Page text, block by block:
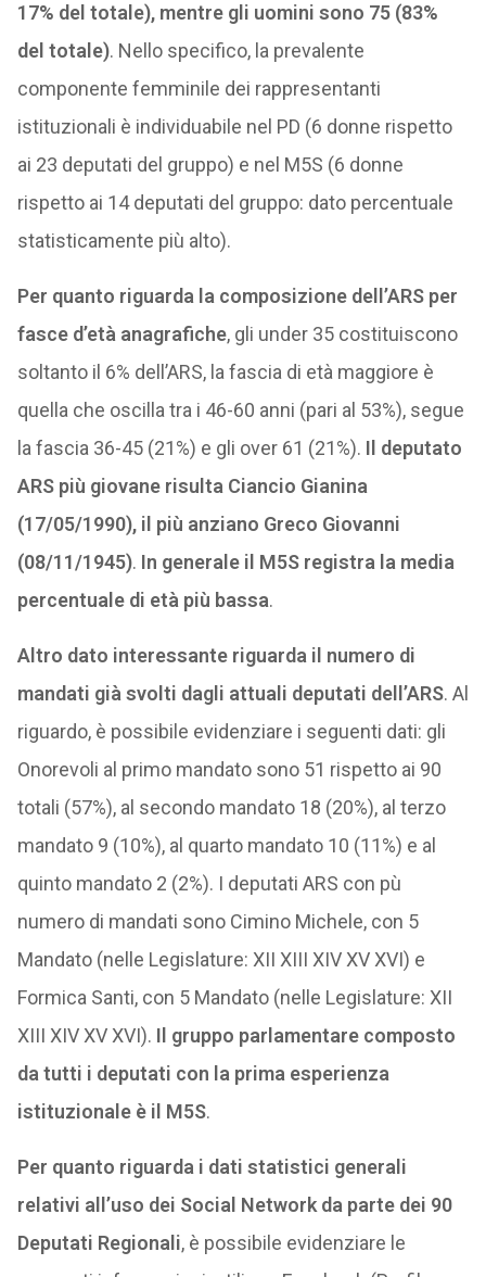
17% del totale), mentre gli uomini sono 75 (83%
del totale). Nello specifico, la prevalente
componente femminile dei rappresentanti
istituzionali è individuabile nel PD (6 donne rispetto
ai 23 deputati del gruppo) e nel M5S (6 donne
rispetto ai 14 deputati del gruppo: dato percentuale
statisticamente più alto).
Per quanto riguarda la composizione dell’ARS per
fasce d’età anagrafiche, gli under 35 costituiscono
soltanto il 6% dell’ARS, la fascia di età maggiore è
quella che oscilla tra i 46-60 anni (pari al 53%), segue
la fascia 36-45 (21%) e gli over 61 (21%). Il deputato
ARS più giovane risulta Ciancio Gianina
(17/05/1990), il più anziano Greco Giovanni
(08/11/1945). In generale il M5S registra la media
percentuale di età più bassa.
Altro dato interessante riguarda il numero di
mandati già svolti dagli attuali deputati dell’ARS. Al
riguardo, è possibile evidenziare i seguenti dati: gli
Onorevoli al primo mandato sono 51 rispetto ai 90
totali (57%), al secondo mandato 18 (20%), al terzo
mandato 9 (10%), al quarto mandato 10 (11%) e al
quinto mandato 2 (2%). I deputati ARS con pù
numero di mandati sono Cimino Michele, con 5
Mandato (nelle Legislature: XII XIII XIV XV XVI) e
Formica Santi, con 5 Mandato (nelle Legislature: XII
XIII XIV XV XVI). Il gruppo parlamentare composto
da tutti i deputati con la prima esperienza
istituzionale è il M5S.
Per quanto riguarda i dati statistici generali
relativi all’uso dei Social Network da parte dei 90
Deputati Regionali, è possibile evidenziare le